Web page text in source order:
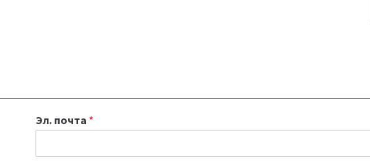
Эл. почта *